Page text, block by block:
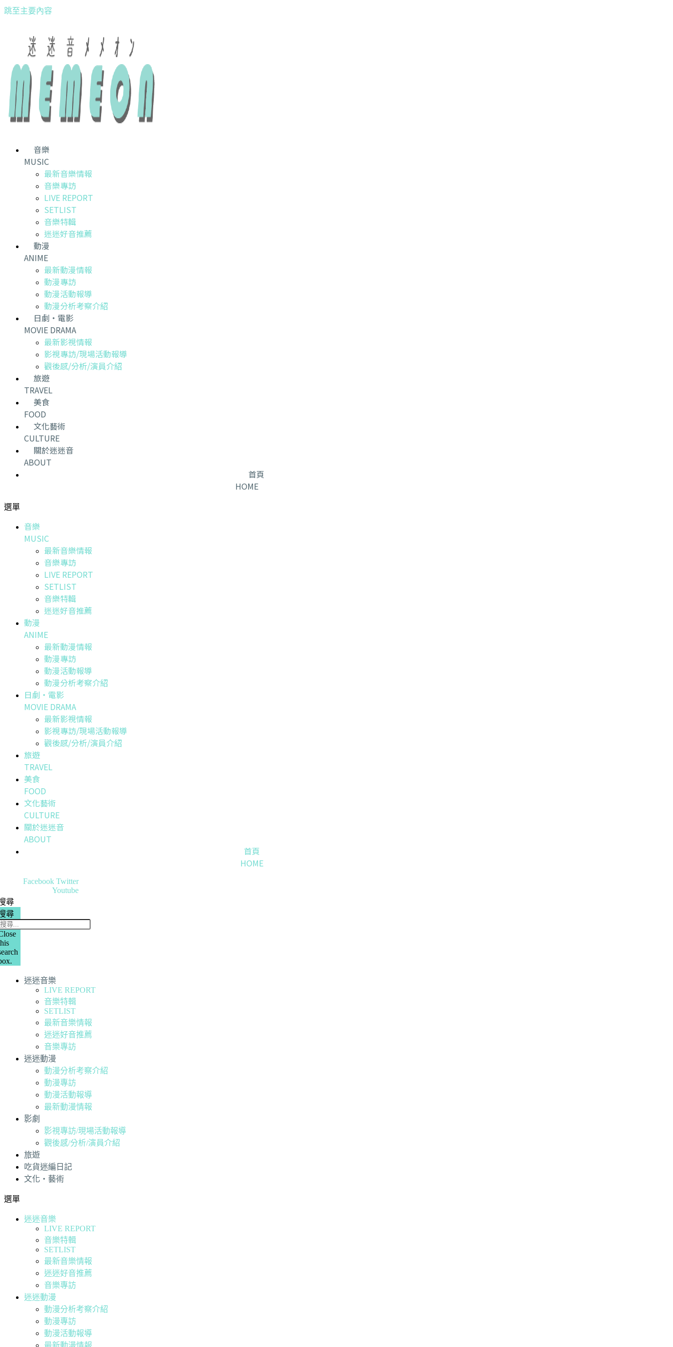
跳至主要內容
音樂
MUSIC
最新音樂情報
音樂專訪
LIVE REPORT
SETLIST
音樂特輯
迷迷好音推薦
動漫
ANIME
最新動漫情報
動漫專訪
動漫活動報導
動漫分析考察介紹
日劇・電影
MOVIE DRAMA
最新影視情報
影視專訪/現場活動報導
觀後感/分析/演員介紹
旅遊
TRAVEL
美食
FOOD
文化藝術
CULTURE
關於迷迷音
ABOUT
首頁
HOME
選單
音樂
MUSIC
最新音樂情報
音樂專訪
LIVE REPORT
SETLIST
音樂特輯
迷迷好音推薦
動漫
ANIME
最新動漫情報
動漫專訪
動漫活動報導
動漫分析考察介紹
日劇・電影
MOVIE DRAMA
最新影視情報
影視專訪/現場活動報導
觀後感/分析/演員介紹
旅遊
TRAVEL
美食
FOOD
文化藝術
CULTURE
關於迷迷音
ABOUT
首頁
HOME
Facebook Twitter
Youtube
尋
尋
迷迷音樂
LIVE REPORT
音樂特輯
SETLIST
最新音樂情報
迷迷好音推薦
音樂專訪
迷迷動漫
動漫分析考察介紹
動漫專訪
動漫活動報導
最新動漫情報
影劇
影視專訪/現場活動報導
觀後感/分析/演員介紹
旅遊
吃貨迷編日記
文化・藝術
選單
迷迷音樂
LIVE REPORT
音樂特輯
SETLIST
最新音樂情報
迷迷好音推薦
音樂專訪
迷迷動漫
動漫分析考察介紹
動漫專訪
動漫活動報導
最新動漫情報